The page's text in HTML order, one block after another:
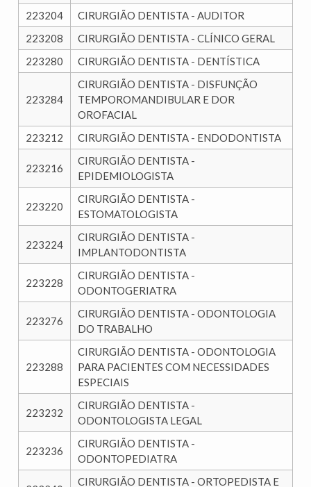
223204
CIRURGIÃO DENTISTA - AUDITOR
223208
CIRURGIÃO DENTISTA - CLÍNICO GERAL
223280
CIRURGIÃO DENTISTA - DENTÍSTICA
223284
CIRURGIÃO DENTISTA - DISFUNÇÃO
TEMPOROMANDIBULAR E DOR
OROFACIAL
223212
CIRURGIÃO DENTISTA - ENDODONTISTA
223216
CIRURGIÃO DENTISTA -
EPIDEMIOLOGISTA
223220
CIRURGIÃO DENTISTA -
ESTOMATOLOGISTA
223224
CIRURGIÃO DENTISTA -
IMPLANTODONTISTA
223228
CIRURGIÃO DENTISTA -
ODONTOGERIATRA
223276
CIRURGIÃO DENTISTA - ODONTOLOGIA
DO TRABALHO
223288
CIRURGIÃO DENTISTA - ODONTOLOGIA
PARA PACIENTES COM NECESSIDADES
ESPECIAIS
223232
CIRURGIÃO DENTISTA -
ODONTOLOGISTA LEGAL
223236
CIRURGIÃO DENTISTA -
ODONTOPEDIATRA
CIRURGIÃO DENTISTA - ORTOPEDISTA E